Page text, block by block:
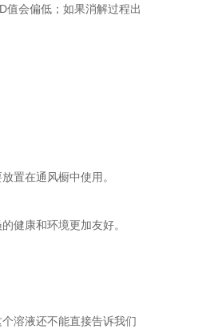
会偏低；如果消解过程出
置在通风橱中使用。
健康和环境更加友好。
溶液还不能直接告诉我们